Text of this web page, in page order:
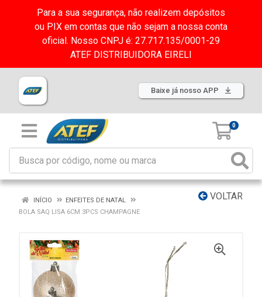
Para a sua segurança, não realizem depósitos
ou PIX em contas que não sejam a nossa conta
oficial. Nosso CNPJ é: 27.717.135/0001-29
ATEF DISTRIBUIDORA EIRELI
Baixe já nosso APP
0
VOLTAR
INÍCIO
ENFEITES DE NATAL
BOLA SAQ LISA 6CM 3PCS CHAMPAGNE